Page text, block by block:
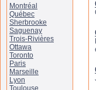
Montréal
Québec
Sherbrooke
Saguenay
Trois-Rivières
Ottawa
Toronto
Paris
Marseille
Lyon
Toulouse